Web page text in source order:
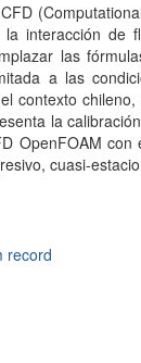
interacción de
las
a las
contexto
la
OpenFOAM
cuasi-
record